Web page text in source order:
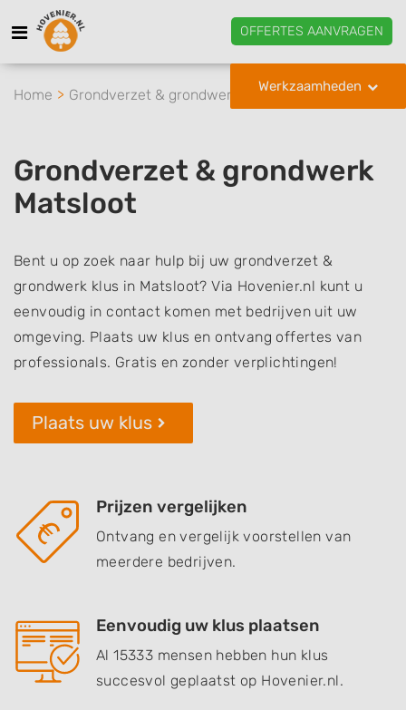
OFFERTES AANVRAGEN
Werkzaamheden
Home Grondverzet & grondwerk Matsloot
Grondverzet & grondwerk
Matsloot
Bent u op zoek naar hulp bij uw grondverzet &
grondwerk klus in Matsloot? Via Hovenier.nl kunt u
eenvoudig in contact komen met bedrijven uit uw
omgeving. Plaats uw klus en ontvang offertes van
professionals. Gratis en zonder verplichtingen!
Plaats uw klus
Prijzen vergelijken
Ontvang en vergelijk voorstellen van
meerdere bedrijven.
Eenvoudig uw klus plaatsen
Al 15333 mensen hebben hun klus
succesvol geplaatst op Hovenier.nl.